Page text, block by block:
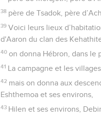
38 père de Tsadok, père
39 Voici leurs lieux
d'Aaron du clan des
40 on donna Hébron, dans le
41 La campagne et les
42 mais on donna aux
Eshthemoa et ses environs,
43 Hilen et ses environs,